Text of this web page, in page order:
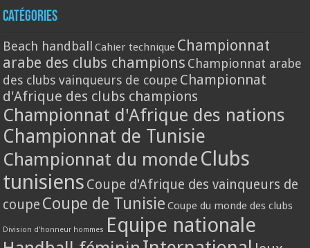
Catégories
Beach handball Cahier technique Championnat
arabe des clubs champions Championnat arabe
des clubs vainqueurs de coupe Championnat
d'Afrique des clubs champions
Championnat d'Afrique des nations
Championnat de Tunisie
Championnat du monde Clubs
tunisiens Coupe d'Afrique des vainqueurs de
coupe Coupe de Tunisie Coupe du monde des clubs
Division d'honneur hommes Equipe nationale